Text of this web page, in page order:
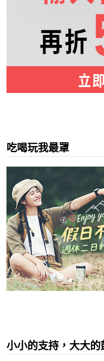
吃喝玩我最罩
小小的支持，大大的